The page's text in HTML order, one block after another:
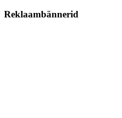
Reklaambännerid